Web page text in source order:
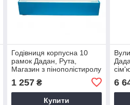
Годівниця корпусна 10
рамок Дадан, Рута,
Магазин з пінополістиролу
Lyson W1124A фарбована
5.5 л
1 257₴
Купити
6